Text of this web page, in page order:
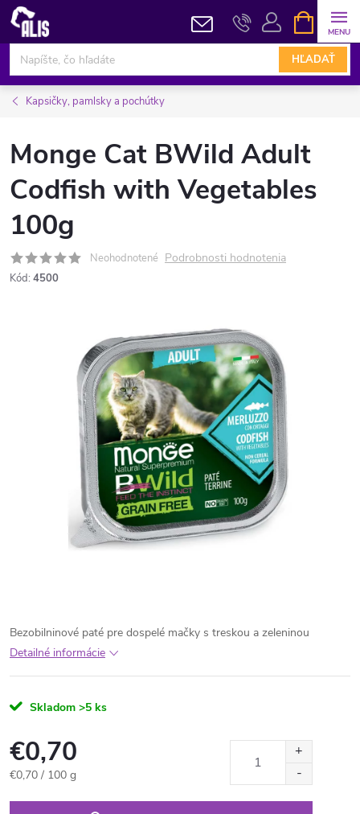
Prejsť
obsah
HĽADAŤ
KOŠÍK
Kapsičky, pamlsky a pochútky
Monge Cat BWild Adult
Codfish with Vegetables
100g
Neohodnotené Podrobnosti hodnotenia
Kód: 4500
Bezobilninové paté pre dospelé mačky s treskou a zeleninou
Detailné informácie
Skladom >5 ks
€0,70
Jednotková
€0,70 / 100 g